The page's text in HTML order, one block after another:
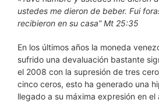
ustedes me dieron de beber. Fui
recibieron en su casa”Mt 25:35
En los últimos años la moneda
sufrido una devaluación bastante
el 2008 con la supresión de tres
cinco ceros, esto ha generado una
llegado a su máxima expresión en el